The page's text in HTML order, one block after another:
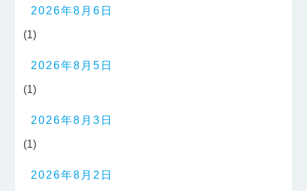
2026年8月6日
(1)
2026年8月5日
(1)
2026年8月3日
(1)
2026年8月2日